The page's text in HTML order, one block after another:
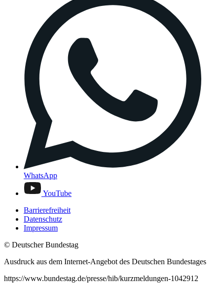
WhatsApp
YouTube
Barrierefreiheit
Datenschutz
Impressum
© Deutscher Bundestag
Ausdruck aus dem Internet-Angebot des Deutschen Bundestages
https://www.bundestag.de/presse/hib/kurzmeldungen-1042912